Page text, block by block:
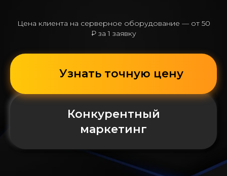
Цена клиента на серверное оборудование — от 50
₽ за 1 заявку
Узнать точную цену
Конкурентный
маркетинг